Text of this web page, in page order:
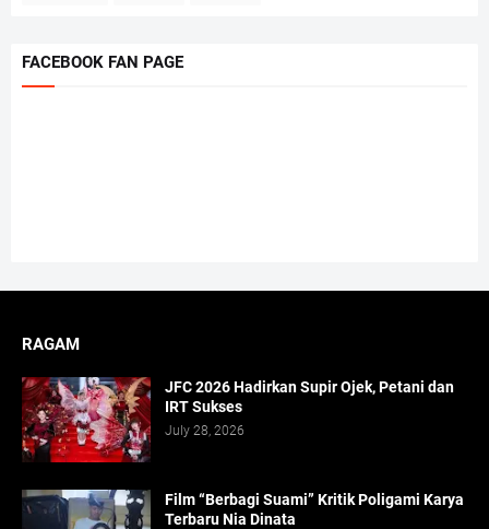
FACEBOOK FAN PAGE
RAGAM
JFC 2026 Hadirkan Supir Ojek, Petani dan
IRT Sukses
July 28, 2026
Film “Berbagi Suami” Kritik Poligami Karya
Terbaru Nia Dinata